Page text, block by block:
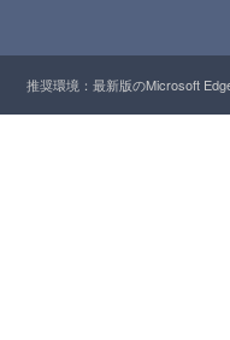
推奨環境：最新版のMicrosoft